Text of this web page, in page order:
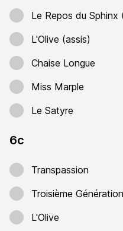
Le Repos du
L'Olive (assis)
Chaise Longue
Miss Marple
Le Satyre
6c
Transpassion
Troisième Génération
L'Olive